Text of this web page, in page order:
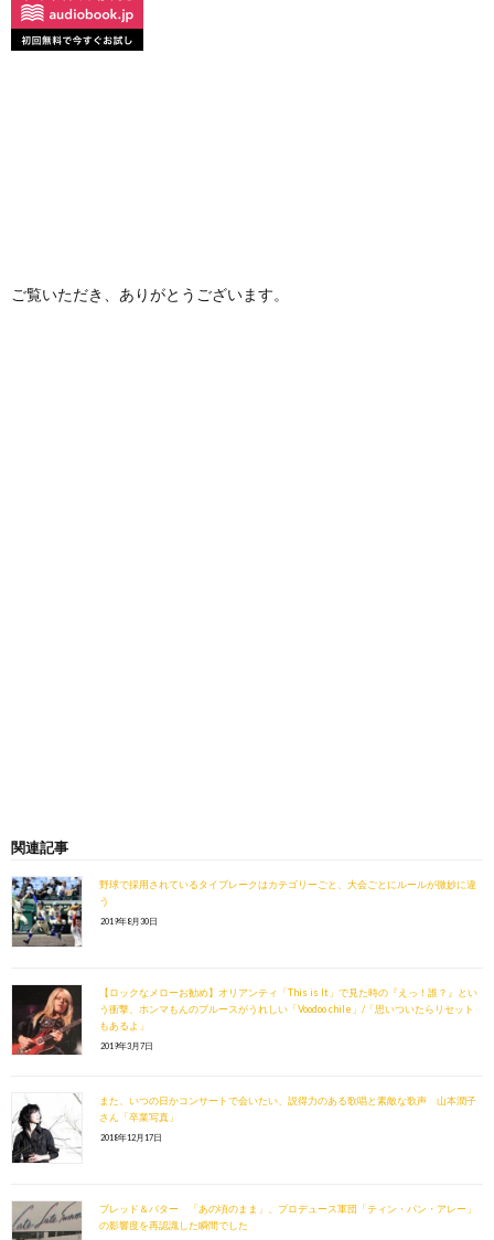
ご覧いただき、ありがとうございます。
関連記事
野球で採用されているタイブレークはカテゴリーごと、大会ごとにルールが微妙に違
う
2019年8月30日
【ロックなメローお勧め】オリアンティ「This is It」で見た時の『えっ！誰？』とい
う衝撃、ホンマもんのブルースがうれしい「Voodoo chile」/「思いついたらリセット
もあるよ」
2019年3月7日
また、いつの日かコンサートで会いたい、説得力のある歌唱と素敵な歌声 山本潤子
さん「卒業写真」
2018年12月17日
ブレッド＆バター 「あの頃のまま」、プロデュース軍団「ティン・パン・アレー」
の影響度を再認識した瞬間でした